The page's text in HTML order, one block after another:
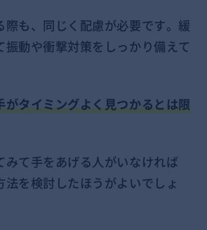
際も、同じく配慮が必要です。緩
振動や衝撃対策をしっかり備えて
がタイミングよく見つかるとは限
みて手をあげる人がいなければ
法を検討したほうがよいでしょ